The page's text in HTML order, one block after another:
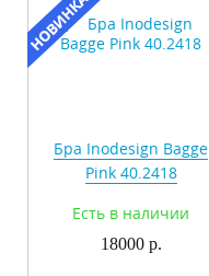
Бра Inodesign Bagge
Pink 40.2418
Есть в наличии
18000 р.